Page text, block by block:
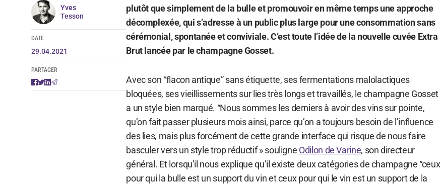
Yves
Tesson
DATE
29.04.2021
PARTAGER
plutôt que simplement de la bulle et promouvoir en même temps une approche
décomplexée, qui s’adresse à un public plus large pour une consommation sans
cérémonial, spontanée et conviviale. C’est toute l’idée de la nouvelle cuvée Extra
Brut lancée par le champagne Gosset.
Avec son “flacon antique” sans étiquette, ses fermentations malolactiques
bloquées, ses vieillissements sur lies très longs et travaillés, le champagne Gosset
a un style bien marqué. “Nous sommes les derniers à avoir des vins sur pointe,
qu’on fait passer plusieurs mois ainsi, parce qu’on a toujours besoin de l’influence
des lies, mais plus forcément de cette grande interface qui risque de nous faire
basculer vers un style trop réductif » souligne Odilon de Varine, son directeur
général. Et lorsqu’il nous explique qu’il existe deux catégories de champagne “ceux
pour qui la bulle est un support du vin et ceux pour qui le vin est un support de la